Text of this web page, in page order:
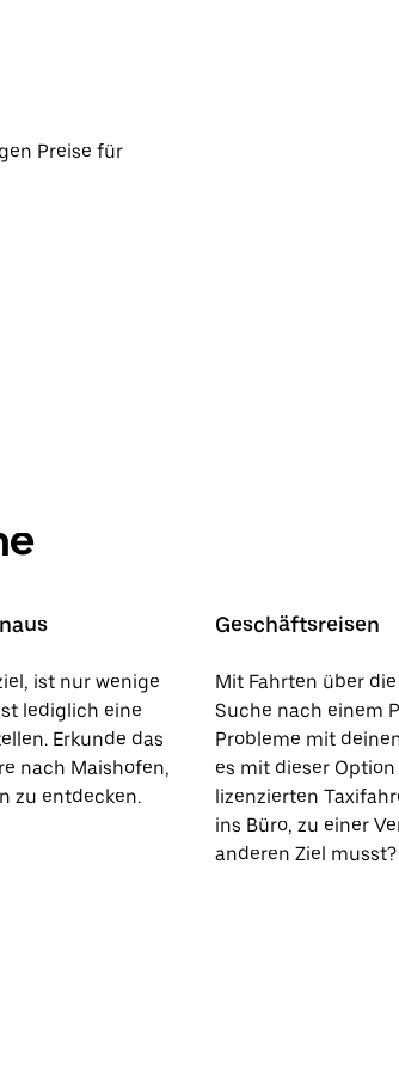
Preise für
ist nur wenige
lediglich eine
Erkunde das
nach Maishofen,
zu entdecken.
Geschäftsreisen
Mit Fahrten über
Suche nach einem
Probleme mit
es mit dieser
lizenzierten
ins Büro, zu einer
anderen Ziel musst?